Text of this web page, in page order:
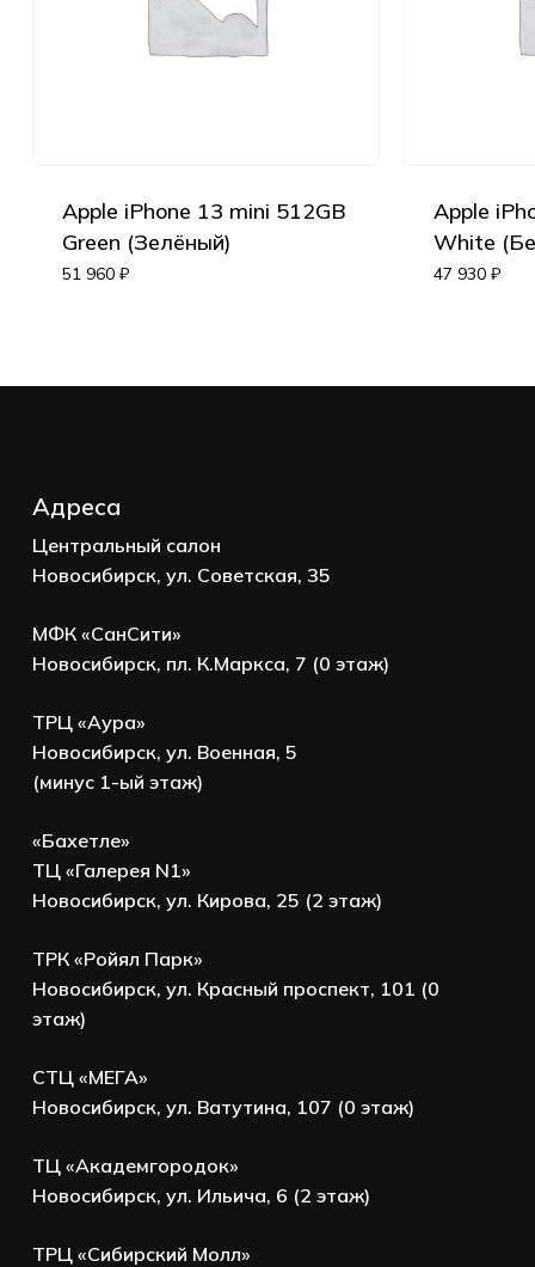
Apple iPhone 13 mini 512GB
Green (Зелёный)
51 960 ₽
Apple
White
47 930 ₽
Адреса
Центральный салон
Новосибирск, ул. Советская, 35
МФК «СанСити»
Новосибирск, пл. К.Маркса, 7 (0 этаж)
ТРЦ «Аура»
Новосибирск, ул. Военная, 5
(минус 1-ый этаж)
«Бахетле»
ТЦ «Галерея N1»
Новосибирск, ул. Кирова, 25 (2 этаж)
ТРК «Ройял Парк»
Новосибирск, ул. Красный проспект, 101 (0
этаж)
СТЦ «МЕГА»
Новосибирск, ул. Ватутина, 107 (0 этаж)
ТЦ «Академгородок»
Новосибирск, ул. Ильича, 6 (2 этаж)
ТРЦ «Сибирский Молл»